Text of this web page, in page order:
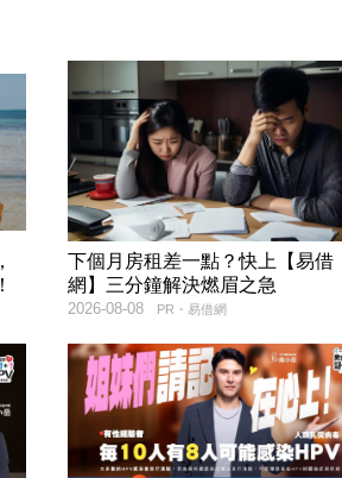
下個月房租差一點？快上【易借
網】三分鐘解決燃眉之急
PR・易借網
2026-08-08